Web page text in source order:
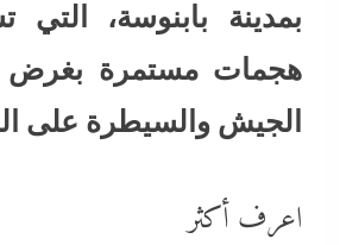
بمدينة بابنوسة،
هجمات مستمرة بغرض
الجيش والسيطرة على
اعرف أكثر